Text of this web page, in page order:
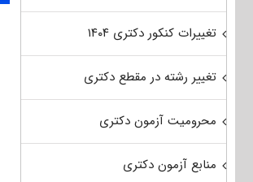
تغییرات کنکور دکتری ۱۴۰۴
تغییر رشته در مقطع دکتری
محرومیت آزمون دکتری
منابع آزمون دکتری